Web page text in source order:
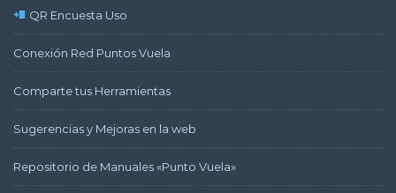
QR Encuesta Uso
Conexión Red Puntos Vuela
Comparte tus Herramientas
Sugerencias y Mejoras en la web
Repositorio de Manuales «Punto Vuela»